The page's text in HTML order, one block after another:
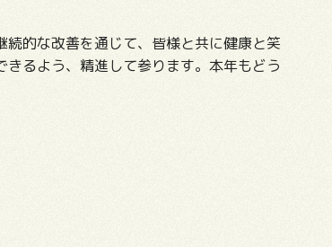
的な改善を通じて、皆様と共に健康と笑
るよう、精進して参ります。本年もどう